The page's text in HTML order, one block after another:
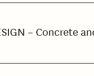
– Concrete